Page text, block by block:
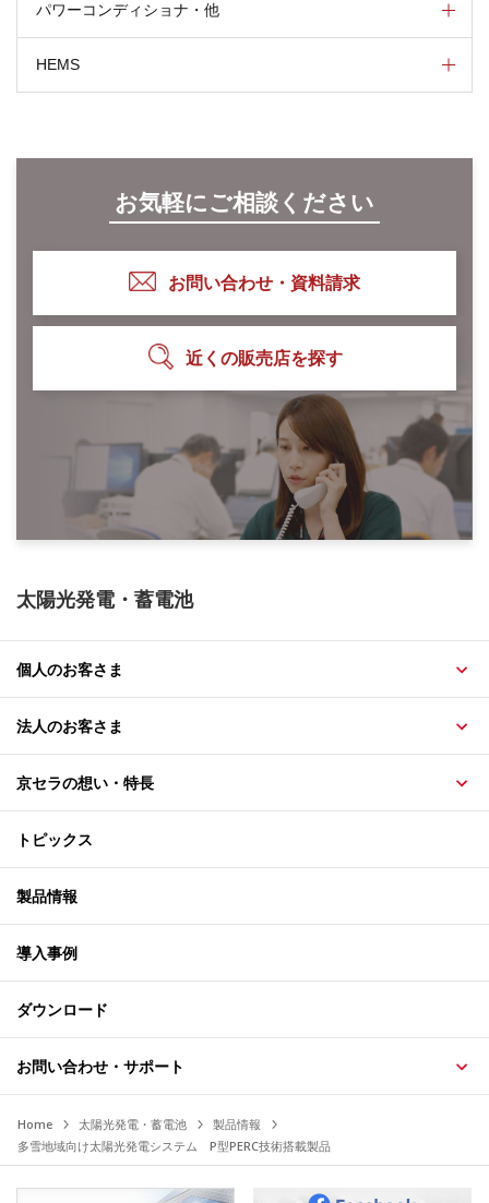
パワーコンディショナ・他
HEMS
お気軽にご相談ください
お問い合わせ・資料請求
近くの販売店を探す
太陽光発電・蓄電池
個人のお客さま
法人のお客さま
京セラの想い・特長
トピックス
製品情報
導入事例
ダウンロード
お問い合わせ・サポート
Home 太陽光発電・蓄電池
製品情報
多雪地域向け太陽光発電システム P型PERC技術搭載製品